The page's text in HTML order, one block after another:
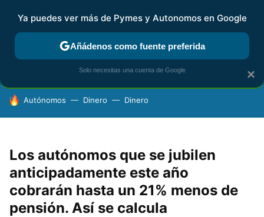
FISCALIDAD Y CONTABILIDAD KIT DIGITAL RENTA
HOY SE HABLA DE
Autónomos Dinero Dinero
Los autónomos que se jubilen
anticipadamente este año
cobrarán hasta un 21% menos de
pensión. Así se calcula
×
Ya puedes ver más de Pymes y Autonomos en Google
Añádenos como fuente preferida
Solo necesitas una cuenta de Google